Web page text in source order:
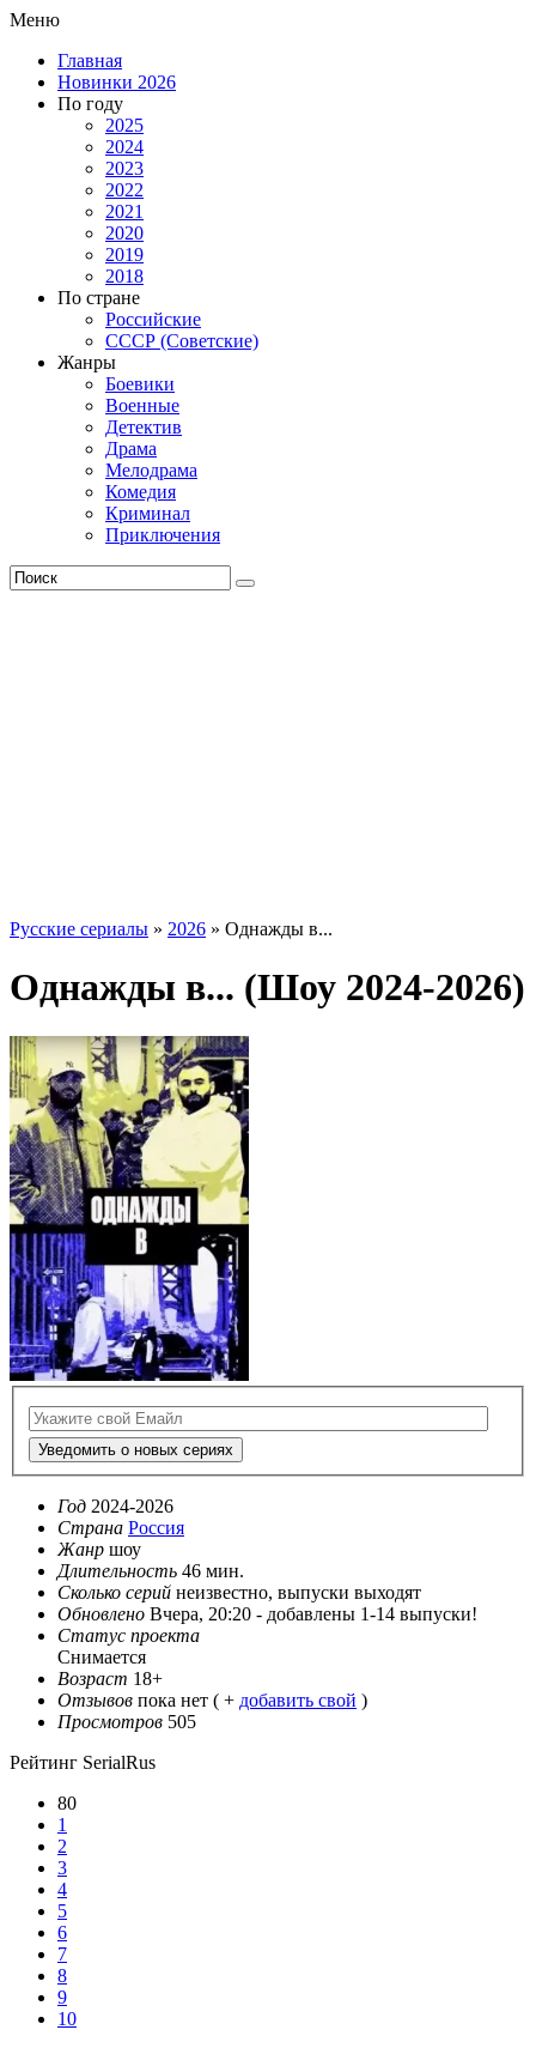
Меню
Главная
Новинки 2026
По году
2025
2024
2023
2022
2021
2020
2019
2018
По стране
Российские
СССР (Советские)
Жанры
Боевики
Военные
Детектив
Драма
Мелодрама
Комедия
Криминал
Приключения
Русские сериалы » 2026 » Однажды в...
Однажды в... (Шоу 2024-2026)
Уведомить о новых сериях
Год 2024-2026
Страна Россия
Жанр шоу
Длительность 46 мин.
Сколько серий неизвестно, выпуски выходят
Обновлено Вчера, 20:20 - добавлены 1-14 выпуски!
Статус проекта
Снимается
Возраст 18+
Отзывов пока нет ( + добавить свой )
Просмотров 505
Рейтинг SerialRus
80
1
2
3
4
5
6
7
8
9
10